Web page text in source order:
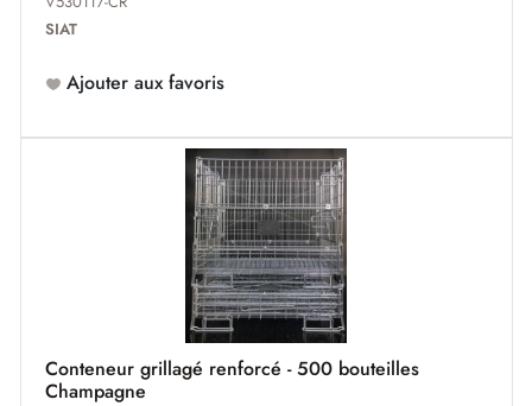
SIAT
Ajouter aux favoris
Conteneur grillagé renforcé - 500 bouteilles
Champagne